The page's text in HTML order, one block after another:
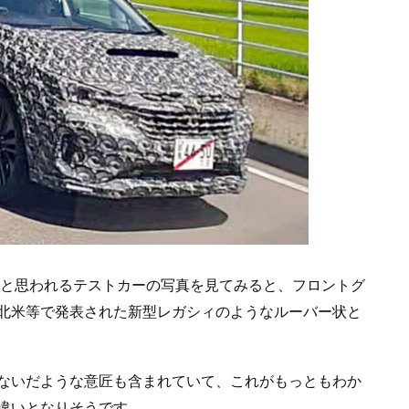
思われるテストカーの写真を見てみると、フロントグ
等で発表された新型レガシィのようなルーバー状と
いだような意匠も含まれていて、これがもっともわか